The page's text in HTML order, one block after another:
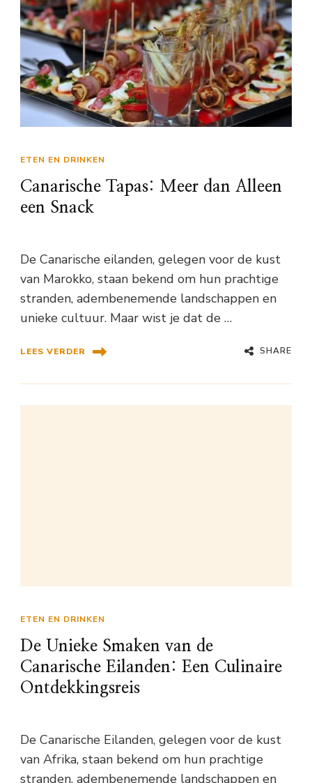
ETEN EN DRINKEN
Canarische Tapas: Meer dan Alleen
een Snack
De Canarische eilanden, gelegen voor de kust
van Marokko, staan bekend om hun prachtige
stranden, adembenemende landschappen en
unieke cultuur. Maar wist je dat de …
LEES VERDER SHARE
ETEN EN DRINKEN
De Unieke Smaken van de
Canarische Eilanden: Een Culinaire
Ontdekkingsreis
De Canarische Eilanden, gelegen voor de kust
van Afrika, staan bekend om hun prachtige
stranden, adembenemende landschappen en